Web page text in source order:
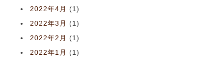
2022年4月
(1)
2022年3月
(1)
2022年2月
(1)
2022年1月
(1)